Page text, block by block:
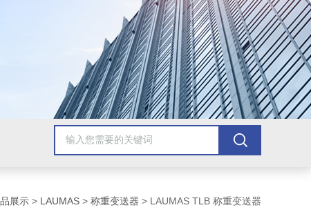
展示 > LAUMAS > 称重变送器 > LAUMAS TLB 称重变送器